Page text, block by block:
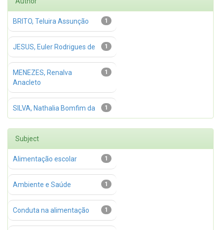
1
BRITO, Teluira Assunção
1
JESUS, Euler Rodrigues de
1
MENEZES, Renalva
Anacleto
1
SILVA, Nathalia Bomfim da
Subject
1
Alimentação escolar
1
Ambiente e Saúde
1
Conduta na alimentação